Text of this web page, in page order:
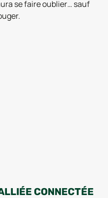
se faire oublier… sauf
CONNECTÉE